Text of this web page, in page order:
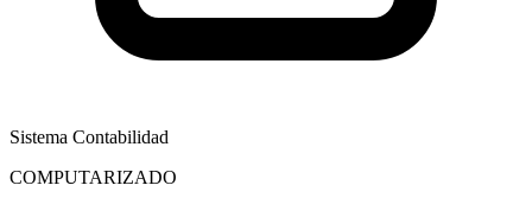
Sistema Contabilidad
COMPUTARIZADO